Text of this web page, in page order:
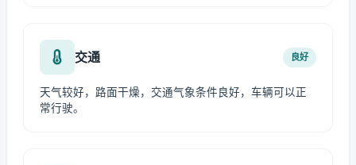
交通 良好
天气较好，路面干燥，交通气象条件良好，车辆可以正
常行驶。